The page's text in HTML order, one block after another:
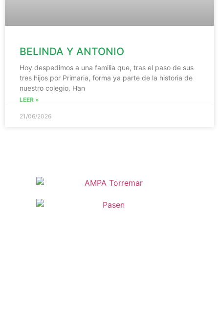
BELINDA Y ANTONIO
Hoy despedimos a una familia que, tras el paso de sus
tres hijos por Primaria, forma ya parte de la historia de
nuestro colegio. Han
LEER »
21/06/2026